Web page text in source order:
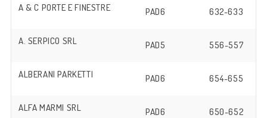
A & C PORTE E FINESTRE PAD6 632-633
A. SERPICO SRL PAD5 556-557
ALBERANI PARKETTI PAD6 654-655
ALFA MARMI SRL PAD6 650-652